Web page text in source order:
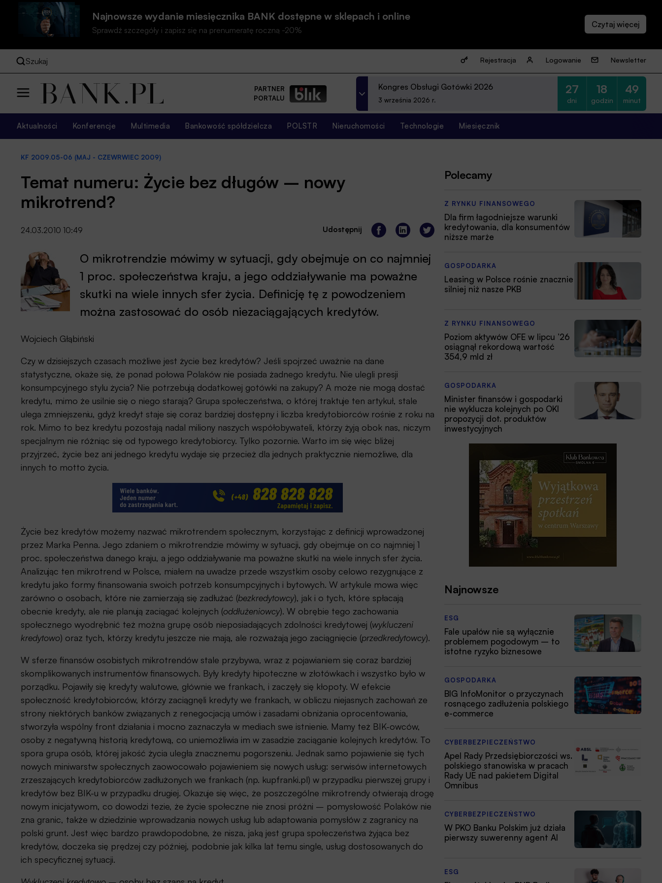
Najnowsze wydanie miesięcznika BANK dostępne w sklepach i online
Sprawdź szczegóły i zapisz się na prenumeratę roczną -20%
Szukaj Rejestracja Logowanie Newsletter
PARTNER
PORTALU
Kongres Obsługi Gotówki 2026
3 września 2026 r.
27
dni
18
godzin
49
minut
Aktualności Konferencje Multimedia Bankowość spółdzielcza POLSTR Nieruchomości Technologie Miesięcznik
KF 2009.05-06 (MAJ - CZEWRWIEC 2009)
Temat numeru: Życie bez długów – nowy
mikrotrend?
24.03.2010 10:49 Udostępnij
O mikrotrendzie mówimy w sytuacji, gdy obejmuje on co najmniej
1 proc. społeczeństwa kraju, a jego oddziaływanie ma poważne
skutki na wiele innych sfer życia. Definicję tę z powodzeniem
można zastosować do osób niezaciągających kredytów.
Wojciech Głąbiński
Czy w dzisiejszych czasach możliwe jest życie bez kredytów? Jeśli spojrzeć uważnie na dane
statystyczne, okaże się, że ponad połowa Polaków nie posiada żadnego kredytu. Nie ulegli presji
konsumpcyjnego stylu życia? Nie potrzebują dodatkowej gotówki na zakupy? A może nie mogą dostać
kredytu, mimo że usilnie się o niego starają? Grupa społeczeństwa, o której traktuje ten artykuł, stale
ulega zmniejszeniu, gdyż kredyt staje się coraz bardziej dostępny i liczba kredytobiorców rośnie z roku na
rok. Mimo to bez kredytu pozostają nadal miliony naszych współobywateli, którzy żyją obok nas, niczym
specjalnym nie różniąc się od typowego kredytobiorcy. Tylko pozornie. Warto im się więc bliżej
przyjrzeć, życie bez ani jednego kredytu wydaje się przecież dla jednych praktycznie niemożliwe, dla
innych to motto życia.
Życie bez kredytów możemy nazwać mikrotrendem społecznym, korzystając z definicji wprowadzonej
przez Marka Penna. Jego zdaniem o mikrotrendzie mówimy w sytuacji, gdy obejmuje on co najmniej 1
proc. społeczeństwa danego kraju, a jego oddziaływanie ma poważne skutki na wiele innych sfer życia.
Analizując ten mikrotrend w Polsce, miałem na uwadze przede wszystkim osoby celowo rezygnujące z
kredytu jako formy finansowania swoich potrzeb konsumpcyjnych i bytowych. W artykule mowa więc
zarówno o osobach, które nie zamierzają się zadłużać (bezkredytowcy), jak i o tych, które spłacają
obecnie kredyty, ale nie planują zaciągać kolejnych (oddłużeniowcy). W obrębie tego zachowania
społecznego wyodrębnić też można grupę osób nieposiadających zdolności kredytowej (wykluczeni
kredytowo) oraz tych, którzy kredytu jeszcze nie mają, ale rozważają jego zaciągnięcie (przedkredytowcy).
W sferze finansów osobistych mikrotrendów stale przybywa, wraz z pojawianiem się coraz bardziej
skomplikowanych instrumentów finansowych. Były kredyty hipoteczne w złotówkach i wszystko było w
porządku. Pojawiły się kredyty walutowe, głównie we frankach, i zaczęły się kłopoty. W efekcie
społeczność kredytobiorców, którzy zaciągnęli kredyty we frankach, w obliczu niejasnych zachowań ze
strony niektórych banków związanych z renegocjacją umów i zasadami obniżania oprocentowania,
stworzyła wspólny front działania i mocno zaznaczyła w mediach swe istnienie. Mamy też BIK-owców,
osoby z negatywną historią kredytową, co uniemożliwia im w zasadzie zaciąganie kolejnych kredytów. To
spora grupa osób, której jakość życia uległa znacznemu pogorszeniu. Jednak samo pojawienie się tych
nowych miniwarstw społecznych zaowocowało pojawieniem się nowych usług: serwisów internetowych
zrzeszających kredytobiorców zadłużonych we frankach (np. kupfranki.pl) w przypadku pierwszej grupy i
kredytów bez BIK-u w przypadku drugiej. Okazuje się więc, że poszczególne mikrotrendy otwierają drogę
nowym inicjatywom, co dowodzi tezie, że życie społeczne nie znosi próżni – pomysłowość Polaków nie
zna granic, także w dziedzinie wprowadzania nowych usług lub adaptowania pomysłów z zagranicy na
polski grunt. Jest więc bardzo prawdopodobne, że nisza, jaką jest grupa społeczeństwa żyjąca bez
kredytów, doczeka się prędzej czy później, podobnie jak kilka lat temu single, usług dostosowanych do
ich specyficznej sytuacji.
Polecamy
Z RYNKU FINANSOWEGO
Dla firm łagodniejsze warunki
kredytowania, dla konsumentów
niższe marże
GOSPODARKA
Leasing w Polsce rośnie znacznie
silniej niż nasze PKB
Z RYNKU FINANSOWEGO
Poziom aktywów OFE w lipcu ’26
osiągnął rekordową wartość
354,9 mld zł
GOSPODARKA
Minister finansów i gospodarki
nie wyklucza kolejnych po OKI
propozycji dot. produktów
inwestycyjnych
Najnowsze
ESG
Fale upałów nie są wyłącznie
problemem pogodowym – to
istotne ryzyko biznesowe
GOSPODARKA
BIG InfoMonitor o przyczynach
rosnącego zadłużenia polskiego
e-commerce
CYBERBEZPIECZEŃSTWO
Apel Rady Przedsiębiorczości ws.
polskiego stanowiska w pracach
Rady UE nad pakietem Digital
Omnibus
CYBERBEZPIECZEŃSTWO
W PKO Banku Polskim już działa
pierwszy suwerenny agent AI
ESG